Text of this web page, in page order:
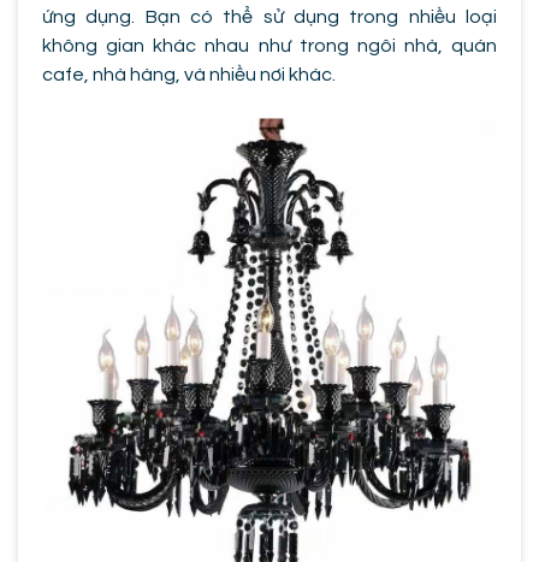
ứng dụng. Bạn có thể sử dụng trong nhiều loại
không gian khác nhau như trong ngôi nhà, quán
cafe, nhà hàng, và nhiều nơi khác.